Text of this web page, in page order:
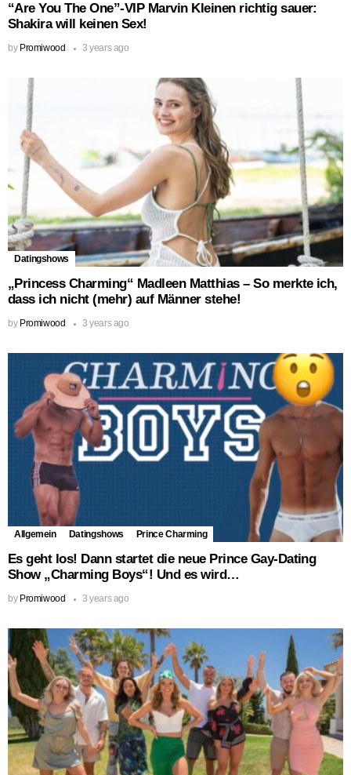
“Are You The One”-VIP Marvin Kleinen richtig sauer:
Shakira will keinen Sex!
by Promiwood 3 years ago
Datingshows
„Princess Charming“ Madleen Matthias – So merkte ich,
dass ich nicht (mehr) auf Männer stehe!
by Promiwood 3 years ago
Allgemein Datingshows Prince Charming
Es geht los! Dann startet die neue Prince Gay-Dating
Show „Charming Boys“! Und es wird…
by Promiwood 3 years ago